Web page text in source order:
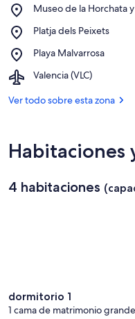
Museo de la Horchata
Place,
de
Horchata
y
la
Chufa
El
Platja dels Peixets
Place,
dels
Playa Malvarrosa
Place,
Malvarrosa
Valencia (VLC)
Airport,
(VLC)
Ver todo sobre esta zona
Habitaciones
4 habitaciones
dormitorio 1
1 cama de matrimonio grande